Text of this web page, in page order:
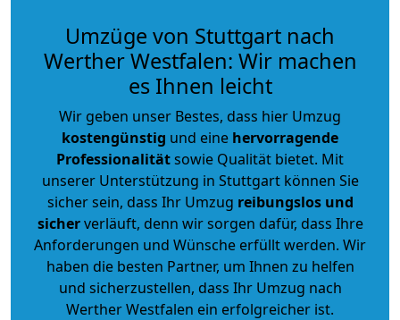
Umzüge von Stuttgart nach
Werther Westfalen: Wir machen
es Ihnen leicht
Wir geben unser Bestes, dass hier Umzug
kostengünstig und eine hervorragende
Professionalitätsowie Qualität bietet. Mit
unserer Unterstützung in Stuttgart können Sie
sicher sein, dass Ihr Umzug reibungslos und
sicherverläuft, denn wir sorgen dafür, dass Ihre
Anforderungen und Wünsche erfüllt werden. Wir
haben die besten Partner, um Ihnen zu helfen
und sicherzustellen, dass Ihr Umzug nach
Werther Westfalen ein erfolgreicher ist.